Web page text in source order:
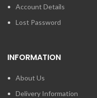
Account Details
Lost Password
INFORMATION
About Us
Delivery Information